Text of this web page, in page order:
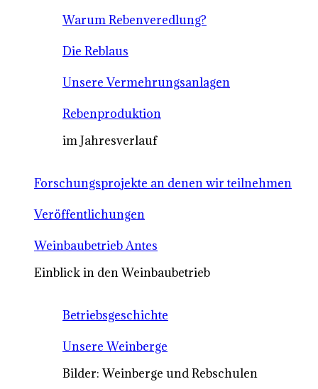
Warum Rebenveredlung?
Die Reblaus
Unsere Vermehrungsanlagen
Rebenproduktion
im Jahresverlauf
Forschungsprojekte an denen wir teilnehmen
Veröffentlichungen
Weinbaubetrieb Antes
Einblick in den Weinbaubetrieb
Betriebsgeschichte
Unsere Weinberge
Bilder: Weinberge und Rebschulen